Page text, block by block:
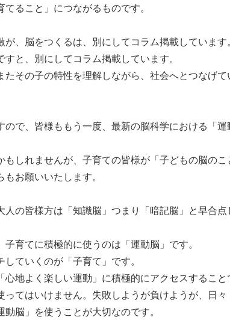
ること」につながるものです。
、脳をつくるは、別にしてコラム掲載しています。
と、別にしてコラム掲載しています。
その子の特性を理解しながら、社会へとつなげて
で、皆様ももう一度、最新の脳科学における「運
しれませんが、子育ての皆様が「子どもの脳のこ
お願いいたします。
の皆様方は「知識脳」つまり「暗記脳」と早合点
育てに積極的に使うのは「運動脳」です。
ていくのが「子育て」です。
地よく楽しい運動」に積極的にアクセスすること
てはいけません。失敗しようが負けようが、日々
脳」を使うことが大切なのです。